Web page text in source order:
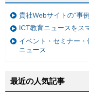
貴社Webサイトの“事
ICT教育ニュースをス
イベント・セミナー
ニュース
最近の人気記事